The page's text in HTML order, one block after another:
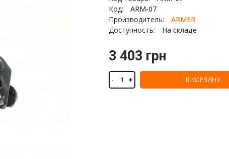
Код:
ARM-07
Производитель:
ARMER
Доступность:
На складе
3 403 грн
- + В КОРЗИНУ